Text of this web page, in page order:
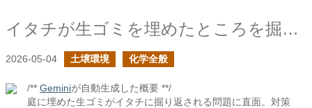
イタチが生ゴミを埋めたところを掘り返すので、ドクダミの臭いでどうにか出来ないか
2026-05-04 土壌環境 化学全般
/** Geminiが自動生成した概要 **/
庭に埋めた生ゴミがイタチに掘り返される問題に直面。対策